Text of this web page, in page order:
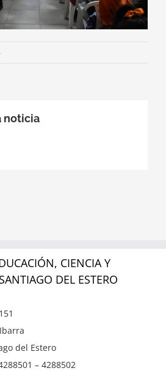
noticia
CIENCIA Y
DEL ESTERO
del Estero
– 4288502